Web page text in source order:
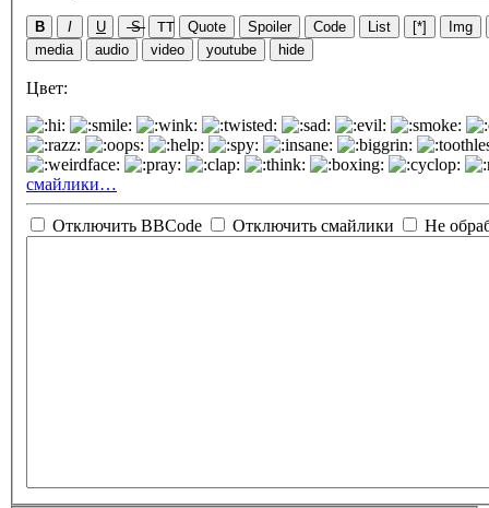
B I U S TT Quote Spoiler Code List [*]
Img
media
audio video youtube hide
Цвет:
смайлики…
Отключить BBCode Отключить смайлики Не